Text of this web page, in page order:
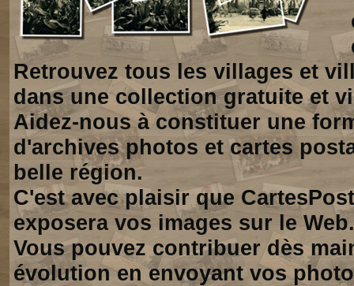
Retrouvez tous les villages et
dans une collection gratuite et
Aidez-nous à constituer une
d'archives photos et cartes
belle région.
C'est avec plaisir que
exposera vos images sur le Web.
Vous pouvez contribuer dès
évolution en envoyant vos